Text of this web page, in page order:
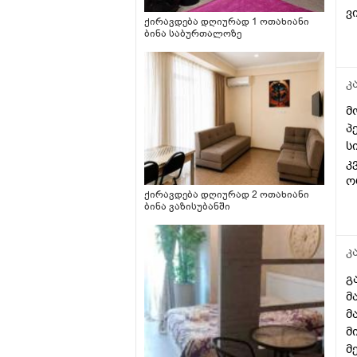
ქირავდება დღიურად 1 ოთახიანი
ბინა საბურთალოზე
ქირავდება დღიურად 2 ოთახიანი
ბინა ვაზისუბანში